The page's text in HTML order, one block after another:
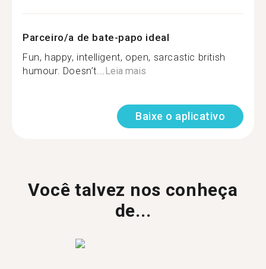
Parceiro/a de bate-papo ideal
Fun, happy, intelligent, open, sarcastic british
humour. Doesn’t...Leia mais
Baixe o aplicativo
Você talvez nos conheça
de...